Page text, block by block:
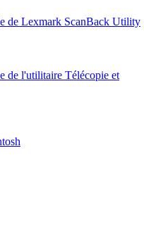
de Lexmark ScanBack Utility
de l'utilitaire Télécopie et